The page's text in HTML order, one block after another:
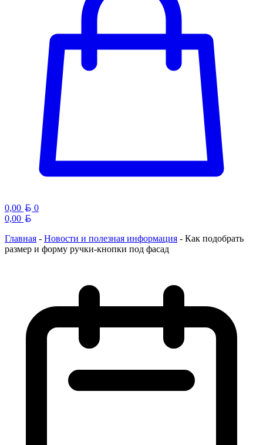
0,00 Белорусский рубль
0
0,00
Главная - Новости и полезная информация - Как подобрать
размер и форму ручки-кнопки под фасад